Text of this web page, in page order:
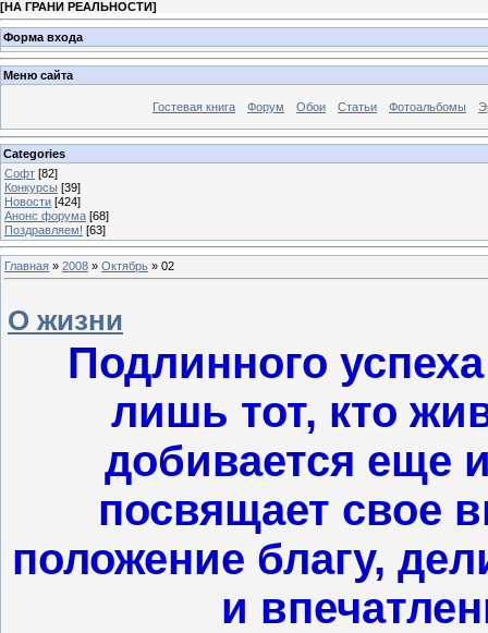
[НА ГРАНИ РЕАЛЬНОСТИ]
Форма входа
Меню сайта
Гостевая книга Форум Обои Статьи Фотоальбомы
Categories
Софт [82]
Конкурсы [39]
Новости [424]
Анонс форума [68]
Поздравляем! [63]
Главная » 2008 » Октябрь » 02
О жизни
Подлинного
лишь тот, кто
добивается еще
посвящает свое
положение благу,
и